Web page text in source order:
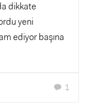
dikkate
yeni
ediyor başına
chat 1